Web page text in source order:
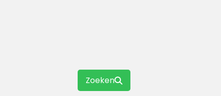
Zoeken